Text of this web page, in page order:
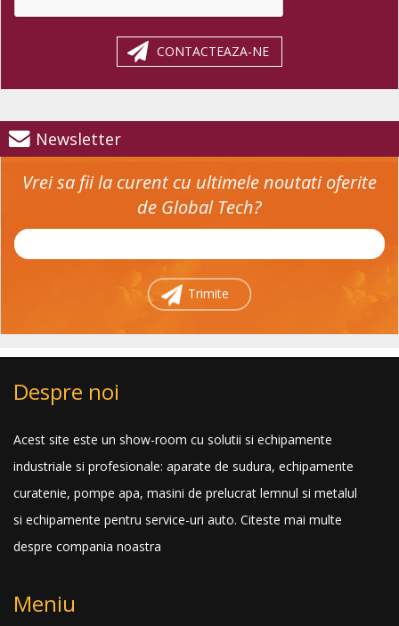
CONTACTEAZA-NE
Newsletter
Vrei sa fii la curent cu ultimele noutati oferite
de Global Tech?
Trimite
Despre noi
Acest site este un show-room cu solutii si echipamente
industriale si profesionale: aparate de sudura, echipamente
curatenie, pompe apa, masini de prelucrat lemnul si metalul
si echipamente pentru service-uri auto. Citeste mai multe
despre compania noastra
Meniu